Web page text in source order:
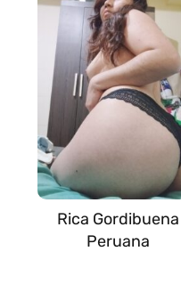
Rica Gordibuena
Peruana